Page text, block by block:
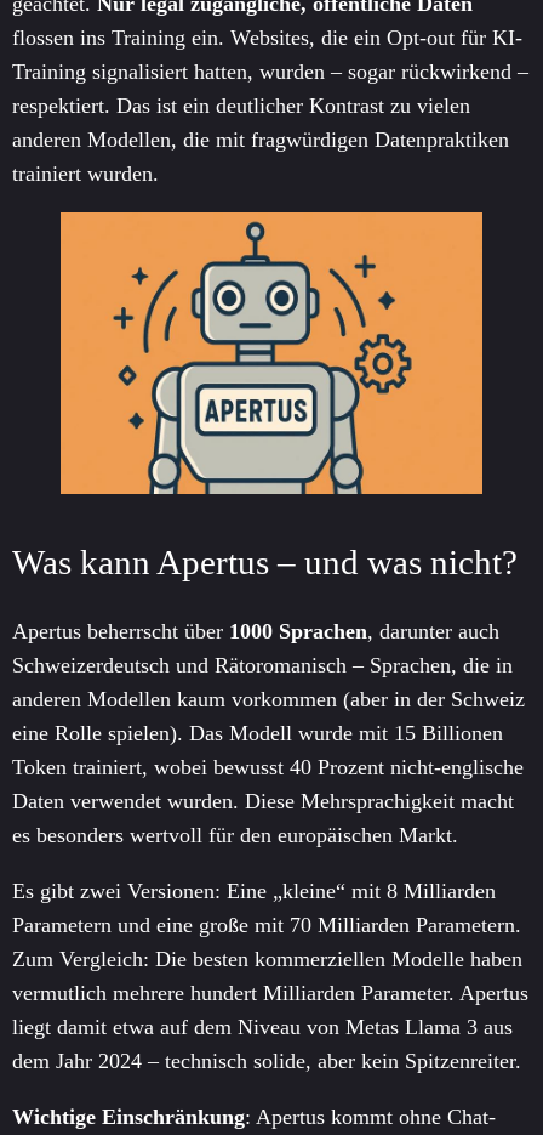
flossen ins Training ein. Websites, die ein Opt-out für KI-
Training signalisiert hatten, wurden – sogar rückwirkend –
respektiert. Das ist ein deutlicher Kontrast zu vielen
anderen Modellen, die mit fragwürdigen Datenpraktiken
trainiert wurden.
Was kann Apertus – und was nicht?
Apertus beherrscht über 1000 Sprachen, darunter auch
Schweizerdeutsch und Rätoromanisch – Sprachen, die in
anderen Modellen kaum vorkommen (aber in der Schweiz
eine Rolle spielen). Das Modell wurde mit 15 Billionen
Token trainiert, wobei bewusst 40 Prozent nicht-englische
Daten verwendet wurden. Diese Mehrsprachigkeit macht
es besonders wertvoll für den europäischen Markt.
Es gibt zwei Versionen: Eine „kleine“ mit 8 Milliarden
Parametern und eine große mit 70 Milliarden Parametern.
Zum Vergleich: Die besten kommerziellen Modelle haben
vermutlich mehrere hundert Milliarden Parameter. Apertus
liegt damit etwa auf dem Niveau von Metas Llama 3 aus
dem Jahr 2024 – technisch solide, aber kein Spitzenreiter.
Wichtige Einschränkung: Apertus kommt ohne Chat-